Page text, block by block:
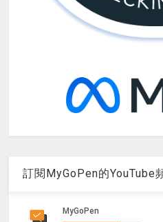
訂閱MyGoPen的YouTube